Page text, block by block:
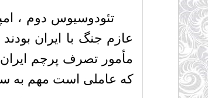
عازم جنگ با ایران
مأمور تصرف پرچم ایران
که عاملی است مهم به